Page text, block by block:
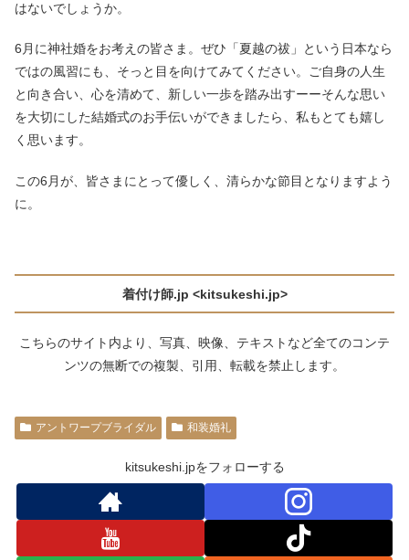
はないでしょうか。
6月に神社婚をお考えの皆さま。ぜひ「夏越の祓」という日本なら
ではの風習にも、そっと目を向けてみてください。ご自身の人生
と向き合い、心を清めて、新しい一歩を踏み出すーーそんな思い
を大切にした結婚式のお手伝いができましたら、私もとても嬉し
く思います。
この6月が、皆さまにとって優しく、清らかな節目となりますよう
に。
着付け師.jp <kitsukeshi.jp>
こちらのサイト内より、写真、映像、テキストなど全てのコンテ
ンツの無断での複製、引用、転載を禁止します。
アントワープブライダル 和装婚礼
kitsukeshi.jpをフォローする